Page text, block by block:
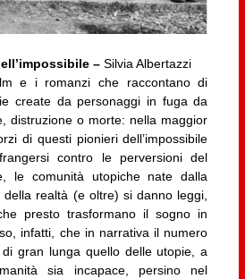
– Silvia Albertazzi
e i romanzi che raccontano di
create da personaggi in fuga da
distruzione o morte: nella maggior
di questi pionieri dell’impossibile
contro le perversioni del
le comunità utopiche nate dalla
realtà (e oltre) si danno leggi,
presto trasformano il sogno in
infatti, che in narrativa il numero
gran lunga quello delle utopie, a
sia incapace, persino nel